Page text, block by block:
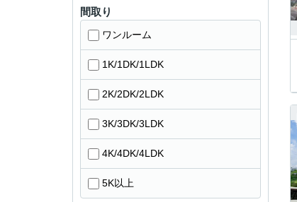
間取り
ワンルーム
1K/1DK/1LDK
2K/2DK/2LDK
3K/3DK/3LDK
4K/4DK/4LDK
5K以上